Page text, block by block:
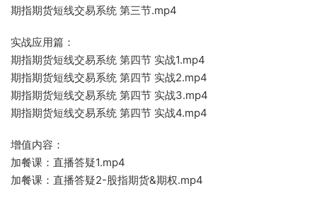
期指期货短线交易系统 第三节.mp4
实战应用篇：
期指期货短线交易系统 第四节 实战1.mp4
期指期货短线交易系统 第四节 实战2.mp4
期指期货短线交易系统 第四节 实战3.mp4
期指期货短线交易系统 第四节 实战4.mp4
增值内容：
加餐课：直播答疑1.mp4
加餐课：直播答疑2-股指期货&期权.mp4